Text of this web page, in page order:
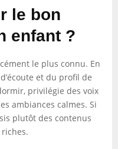
le bon
enfant ?
le plus connu. En
et du profil de
privilégie des voix
ambiances calmes. Si
plutôt des contenus